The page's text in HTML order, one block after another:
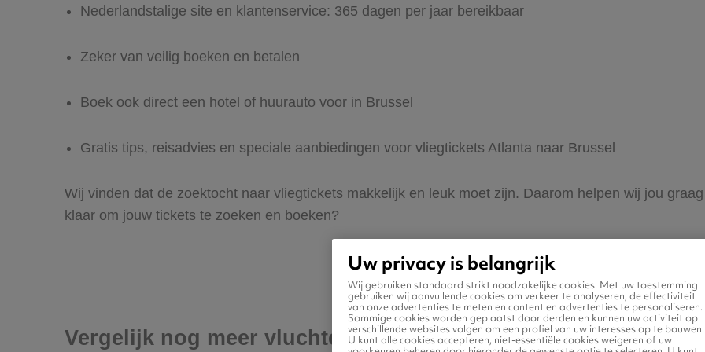
Nederlandstalige site en klantenservice: 365 dagen per jaar bereikbaar
Zeker van veilig boeken en betalen
Boek ook direct een hotel of huurauto voor in Brussel
Gratis tips, reisadvies en speciale aanbiedingen voor vliegtickets Atlanta naar Brussel
Wij vinden dat de zoektocht naar vliegtickets makkelijk en leuk moet zijn. Daarom helpen wij jou
klaar om jouw tickets te zoeken en boeken?
Vergelijk nog meer vluchten naar Brussel
Uw privacy is belangrijk
Wij gebruiken standaard strikt noodzakelijke cookies. Met uw toestemming
gebruiken wij aanvullende cookies om verkeer te analyseren, de effectiviteit
van onze advertenties te meten en content en advertenties te personaliseren.
Sommige cookies worden geplaatst door derden en kunnen uw activiteit op
verschillende websites volgen om een profiel van uw interesses op te bouwen.
U kunt alle cookies accepteren, niet-essentiële cookies weigeren of uw